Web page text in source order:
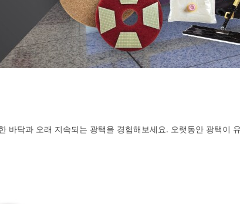
닥과 오래 지속되는 광택을 경험해보세요. 오랫동안 광택이